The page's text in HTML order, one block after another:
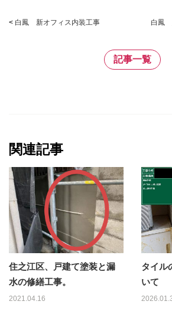
< 白鳳 新オフィス内装工事 白鳳
記事一覧
関連記事
住之江区、戸建て塗装と漏
水の修繕工事。
2021.04.16
タイル
いて